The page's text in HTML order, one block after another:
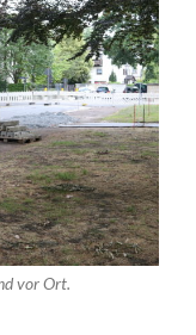
vor Ort.